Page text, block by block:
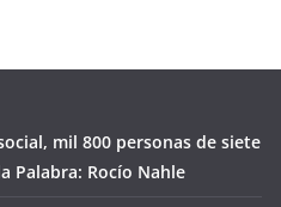
mil 800 personas de siete
Palabra: Rocío Nahle